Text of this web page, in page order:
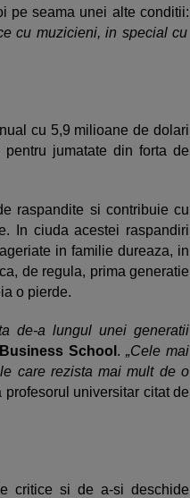
pe seama unei alte conditii:
cu muzicieni, in special cu
cu 5,9 milioane de dolari
jumatate din forta de
raspandite si contribuie cu
In ciuda acestei raspandiri
in familie dureaza, in
de regula, prima generatie
o pierde.
de-a lungul unei generatii
School . „Cele mai
care rezista mai mult de o
profesorul universitar citat de
critice si de a-si deschide